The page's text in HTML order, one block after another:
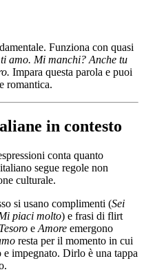
Funziona con quasi
amo. Mi manchi? Anche tu
Impara questa parola e puoi
romantica.
in contesto
conta quanto
segue regole non
culturale.
si usano complimenti (Sei
piaci molto) e frasi di flirt
Tesoro e Amore emergono
resta per il momento in cui
impegnato. Dirlo è una tappa